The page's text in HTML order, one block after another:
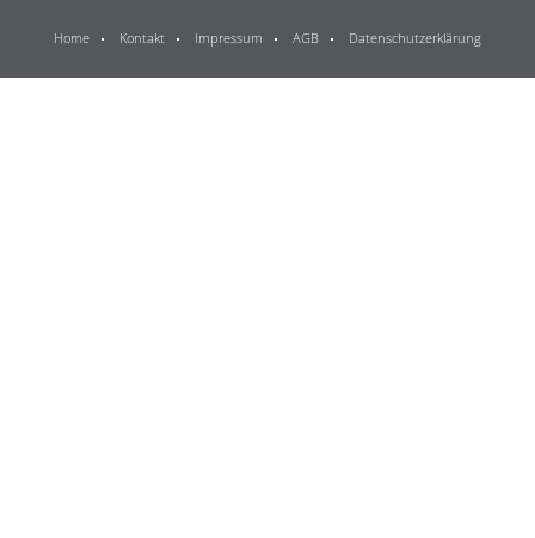
Home Kontakt Impressum AGB Datenschutzerklärung